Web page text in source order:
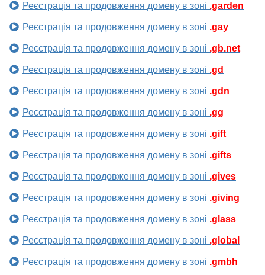
Реєстрація та продовження домену в зоні .garden
Реєстрація та продовження домену в зоні .gay
Реєстрація та продовження домену в зоні .gb.net
Реєстрація та продовження домену в зоні .gd
Реєстрація та продовження домену в зоні .gdn
Реєстрація та продовження домену в зоні .gg
Реєстрація та продовження домену в зоні .gift
Реєстрація та продовження домену в зоні .gifts
Реєстрація та продовження домену в зоні .gives
Реєстрація та продовження домену в зоні .giving
Реєстрація та продовження домену в зоні .glass
Реєстрація та продовження домену в зоні .global
Реєстрація та продовження домену в зоні .gmbh